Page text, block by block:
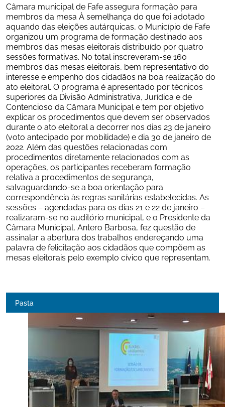
Câmara municipal de Fafe assegura formação para
membros da mesa À semelhança do que foi adotado
aquando das eleições autárquicas, o Município de Fafe
organizou um programa de formação destinado aos
membros das mesas eleitorais distribuído por quatro
sessões formativas. No total inscreveram-se 160
membros das mesas eleitorais, bem representativo do
interesse e empenho dos cidadãos na boa realização do
ato eleitoral. O programa é apresentado por técnicos
superiores da Divisão Administrativa, Jurídica e de
Contencioso da Câmara Municipal e tem por objetivo
explicar os procedimentos que devem ser observados
durante o ato eleitoral a decorrer nos dias 23 de janeiro
(voto antecipado por mobilidade) e dia 30 de janeiro de
2022. Além das questões relacionadas com
procedimentos diretamente relacionados com as
operações, os participantes receberam formação
relativa a procedimentos de segurança,
salvaguardando-se a boa orientação para
correspondência às regras sanitárias estabelecidas. As
sessões – agendadas para os dias 21 e 22 de janeiro –
realizaram-se no auditório municipal, e o Presidente da
Câmara Municipal, Antero Barbosa, fez questão de
assinalar a abertura dos trabalhos endereçando uma
palavra de felicitação aos cidadãos que compõem as
mesas eleitorais pelo exemplo cívico que representam.
Pasta